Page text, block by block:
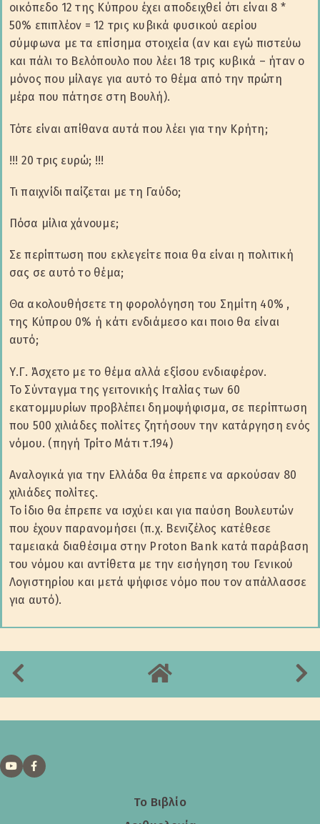
οικόπεδο 12 της Κύπρου έχει αποδειχθεί ότι είναι 8 *
50% επιπλέον = 12 τρις κυβικά φυσικού αερίου
σύμφωνα με τα επίσημα στοιχεία (αν και εγώ πιστεύω
και πάλι το Βελόπουλο που λέει 18 τρις κυβικά – ήταν ο
μόνος που μίλαγε για αυτό το θέμα από την πρώτη
μέρα που πάτησε στη Βουλή).
Τότε είναι απίθανα αυτά που λέει για την Κρήτη;
!!! 20 τρις ευρώ; !!!
Τι παιχνίδι παίζεται με τη Γαύδο;
Πόσα μίλια χάνουμε;
Σε περίπτωση που εκλεγείτε ποια θα είναι η πολιτική
σας σε αυτό το θέμα;
Θα ακολουθήσετε τη φορολόγηση του Σημίτη 40% ,
της Κύπρου 0% ή κάτι ενδιάμεσο και ποιο θα είναι
αυτό;
Υ.Γ. Άσχετο με το θέμα αλλά εξίσου ενδιαφέρον.
Το Σύνταγμα της γειτονικής Ιταλίας των 60
εκατομμυρίων προβλέπει δημοψήφισμα, σε περίπτωση
που 500 χιλιάδες πολίτες ζητήσουν την κατάργηση ενός
νόμου. (πηγή Τρίτο Μάτι τ.194)
Αναλογικά για την Ελλάδα θα έπρεπε να αρκούσαν 80
χιλιάδες πολίτες.
Το ίδιο θα έπρεπε να ισχύει και για παύση Βουλευτών
που έχουν παρανομήσει (π.χ. Βενιζέλος κατέθεσε
ταμειακά διαθέσιμα στην Proton Bank κατά παράβαση
του νόμου και αντίθετα με την εισήγηση του Γενικού
Λογιστηρίου και μετά ψήφισε νόμο που τον απάλλασσε
για αυτό).
Το Βιβλίο